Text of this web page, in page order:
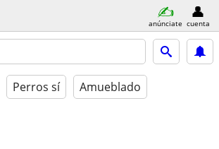
anúnciate cuenta
Perros sí Amueblado